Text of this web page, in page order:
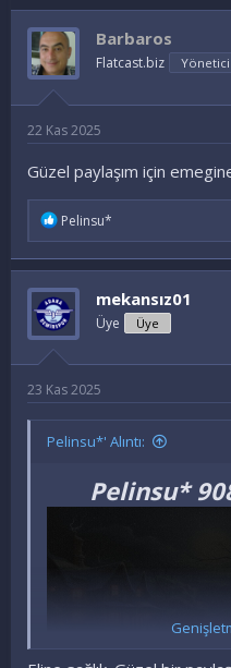
d
e
l
e
r
:
Barbaros
Flatcast.biz Yönetici
22 Kas 2025
Güzel paylaşım için
İ
d
e
l
e
r
:
Pelinsu*
mekansız01
Üye Üye
23 Kas 2025
Pelinsu*' Alıntı:
Pelinsu*